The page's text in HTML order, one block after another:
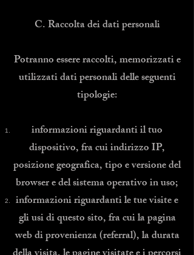
C. Raccolta dei dati personali
Potranno essere raccolti, memorizzati e
utilizzati dati personali delle seguenti
tipologie:
informazioni riguardanti il tuo
dispositivo, fra cui indirizzo IP,
posizione geografica, tipo e versione del
browser e del sistema operativo in uso;
informazioni riguardanti le tue visite e
gli usi di questo sito, fra cui la pagina
web di provenienza (referral), la durata